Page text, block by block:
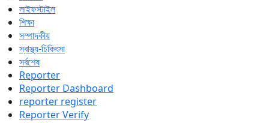
লাইফস্টাইল
শিক্ষা
সম্পাদকীয়
স্বাস্থ্য-চিকিৎসা
সর্বশেষ
Reporter
Reporter Dashboard
reporter register
Reporter Verify